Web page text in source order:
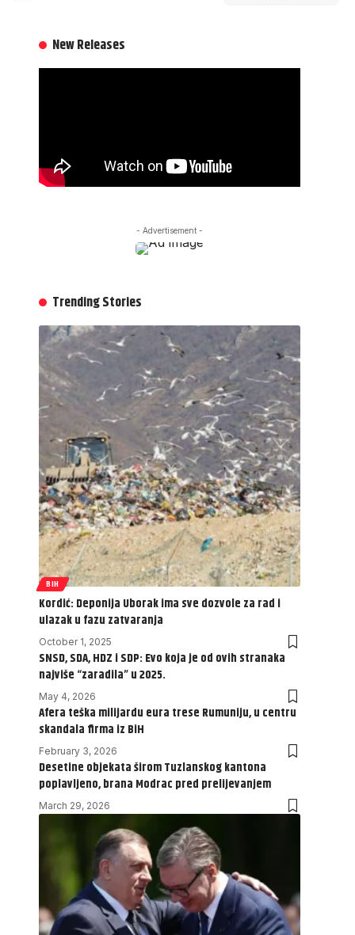
New Releases
- Advertisement -
Trending Stories
BIH
Kordić: Deponija Uborak ima sve dozvole za rad i
ulazak u fazu zatvaranja
October 1, 2025
SNSD, SDA, HDZ i SDP: Evo koja je od ovih stranaka
najviše “zaradila” u 2025.
May 4, 2026
Afera teška milijardu eura trese Rumuniju, u centru
skandala firma iz BiH
February 3, 2026
Desetine objekata širom Tuzlanskog kantona
poplavljeno, brana Modrac pred prelijevanjem
March 29, 2026